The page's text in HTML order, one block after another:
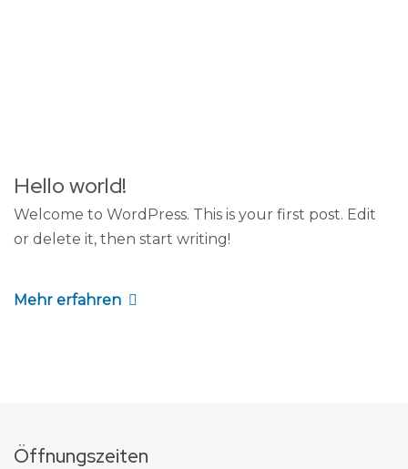
Hello world!
Welcome to WordPress. This is your first post. Edit
or delete it, then start writing!
Mehr erfahren
Öffnungszeiten